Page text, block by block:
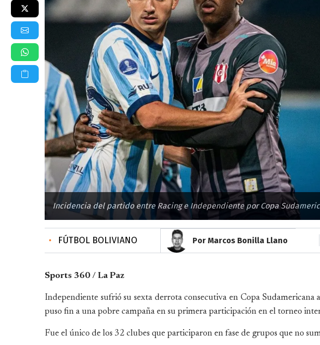
Incidencia del partido entre Racing e Independiente por Copa
• FÚTBOL BOLIVIANO Por Marcos Bonilla Llano
Sports 360 / La Paz
Independiente sufrió su sexta derrota consecutiva en Copa Sudamericana
puso fin a una pobre campaña en su primera participación en el torneo
Fue el único de los 32 clubes que participaron en fase de grupos que no